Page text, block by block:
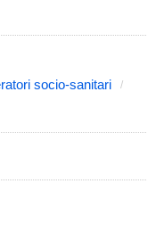
socio-sanitari